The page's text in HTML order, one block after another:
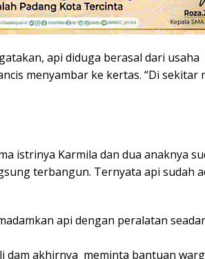
api diduga berasal dari
menyambar ke kertas. “Di sekitar
istrinya Karmila dan dua anaknya
terbangun. Ternyata api sudah
api dengan peralatan
dam akhirnya meminta bantuan